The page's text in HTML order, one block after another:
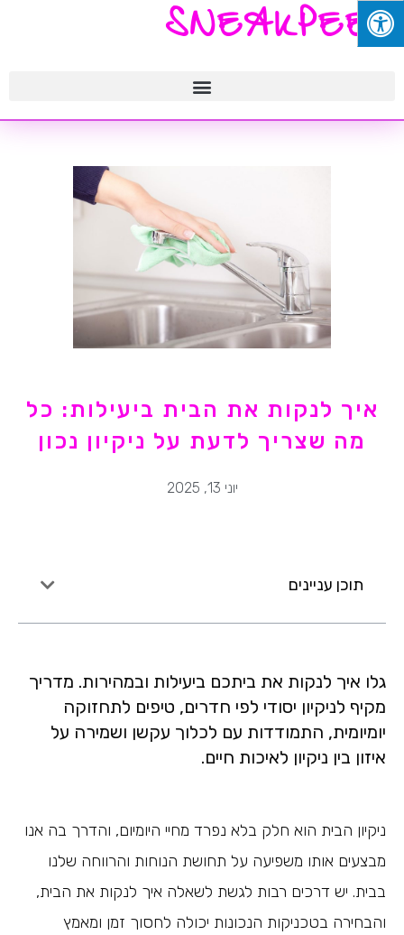
SNEAKPEEK
איך לנקות את הבית ביעילות: כל
מה שצריך לדעת על ניקיון נכון
יוני 13, 2025
תוכן עניינים
גלו איך לנקות את ביתכם ביעילות ובמהירות. מדריך
מקיף לניקיון יסודי לפי חדרים, טיפים לתחזוקה
יומיומית, התמודדות עם לכלוך עקשן ושמירה על
איזון בין ניקיון לאיכות חיים.
ניקיון הבית הוא חלק בלא נפרד מחיי היומיום, והדרך בה אנו
מבצעים אותו משפיעה על תחושת הנוחות והרווחה שלנו
בבית. יש דרכים רבות לגשת לשאלה איך לנקות את הבית,
והבחירה בטכניקות הנכונות יכולה לחסוך זמן ומאמץ